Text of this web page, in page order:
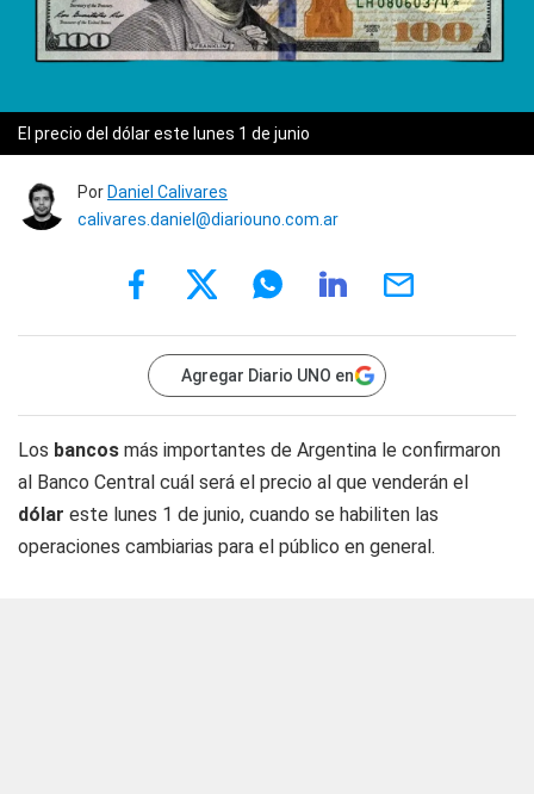
El precio del dólar este lunes 1 de junio
Por Daniel Calivares
calivares.daniel@diariouno.com.ar
Agregar Diario UNO en
Los bancos más importantes de Argentina le confirmaron
al Banco Central cuál será el precio al que venderán el
dólar este lunes 1 de junio, cuando se habiliten las
operaciones cambiarias para el público en general.